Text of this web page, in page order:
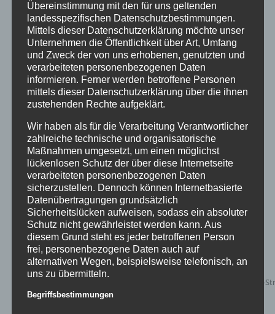
Pauli-Papphocker weiss UNI
Bewertet
5
Details
zur Wunschliste
Übereinstimmung mit den für uns geltenden
landesspezifischen Datenschutzbestimmungen.
Mittels dieser Datenschutzerklärung möchte unser
Unternehmen die Öffentlichkeit über Art, Umfang
und Zweck der von uns erhobenen, genutzten und
verarbeiteten personenbezogenen Daten
informieren. Ferner werden betroffene Personen
mittels dieser Datenschutzerklärung über die ihnen
zustehenden Rechte aufgeklärt.
Wir haben als für die Verarbeitung Verantwortlicher
zahlreiche technische und organisatorische
Maßnahmen umgesetzt, um einen möglichst
lückenlosen Schutz der über diese Internetseite
verarbeiteten personenbezogenen Daten
sicherzustellen. Dennoch können Internetbasierte
Datenübertragungen grundsätzlich
Sicherheitslücken aufweisen, sodass ein absoluter
Schutz nicht gewährleistet werden kann. Aus
diesem Grund steht es jeder betroffenen Person
frei, personenbezogene Daten auch auf
alternativen Wegen, beispielsweise telefonisch, an
uns zu übermitteln.
Begriffsbestimmungen